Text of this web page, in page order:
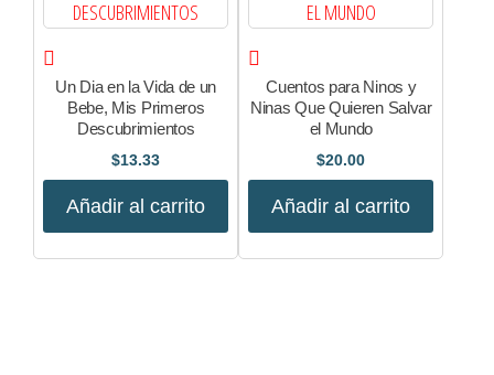
Un Dia en la Vida de un
Bebe, Mis Primeros
Descubrimientos
$13.33
Añadir al carrito
Cuentos para Ninos y
Ninas Que Quieren Salvar
el Mundo
$20.00
Añadir al carrito